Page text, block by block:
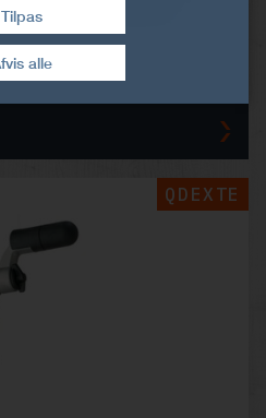
QDEXTE
alle
tilbage
Tilpas